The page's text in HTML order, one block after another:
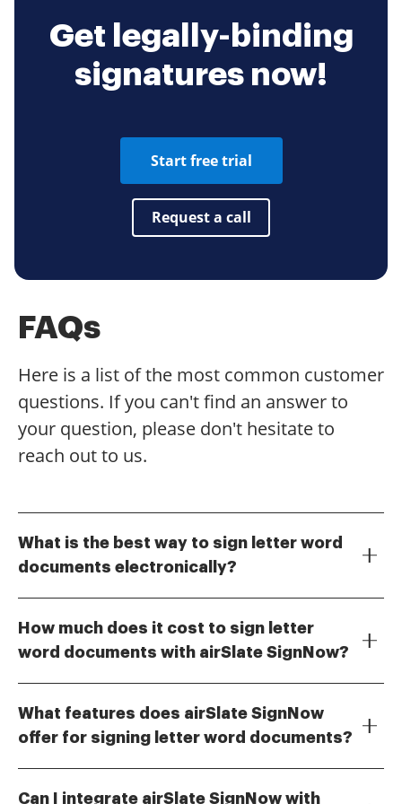
Get legally-binding
signatures now!
Start free trial
Request a call
FAQs
Here is a list of the most common customer
questions. If you can't find an answer to
your question, please don't hesitate to
reach out to us.
What is the best way to sign letter word
documents electronically?
platform allows you to easily upload your documents,
add your signature, and send them securely. This
in minutes.
How much does it cost to sign letter
word documents with airSlate SignNow?
choose from monthly or annual subscriptions, with
options that allow you to sign letter word documents
What features does airSlate SignNow
offer for signing letter word documents?
Can I integrate airSlate SignNow with